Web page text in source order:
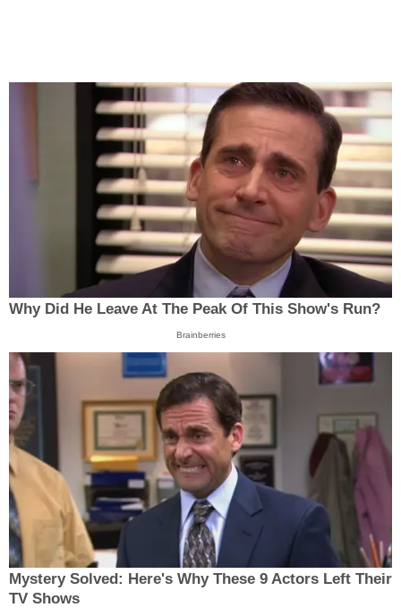
Why Did He Leave At The Peak Of This Show's Run?
Brainberries
Mystery Solved: Here's Why These 9 Actors Left Their
TV Shows